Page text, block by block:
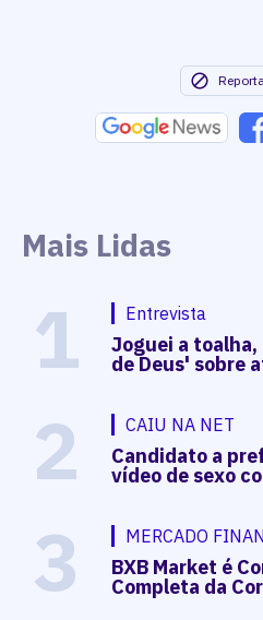
Mais Lidas
1 Entrevista
Joguei a
de Deus' sobre
2 CAIU NA NET
Candidato a
vídeo de sexo
3 MERCADO
BXB Market é
Completa da